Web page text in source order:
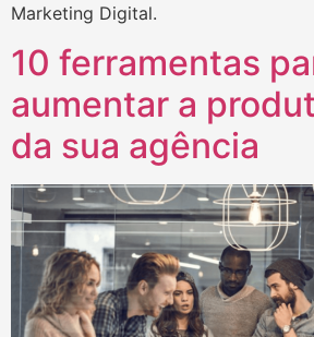
Marketing Digital.
10 ferramentas
aumentar a
da sua agência